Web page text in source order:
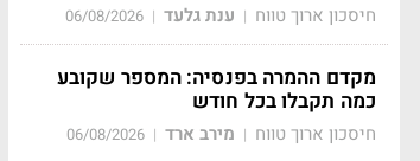
חיסכון ארוך טווח | ענת גלעד |
06/08/2026
מקדם ההמרה בפנסיה: המספר שקובע
כמה תקבלו בכל חודש
חיסכון ארוך טווח | מירב ארד |
06/08/2026